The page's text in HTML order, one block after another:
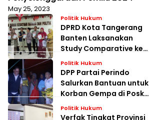
May 25, 2023
Politik Hukum
DPRD Kota Tangerang
Banten Laksanakan
Study Comparative ke
Kesbangpol Jakarta
Barat
Politik Hukum
DPP Partai Perindo
Salurkan Bantuan untuk
Korban Gempa di Posko
Pengungsian Kampung
Kopeng
Politik Hukum
Verfak Tingkat Provinsi